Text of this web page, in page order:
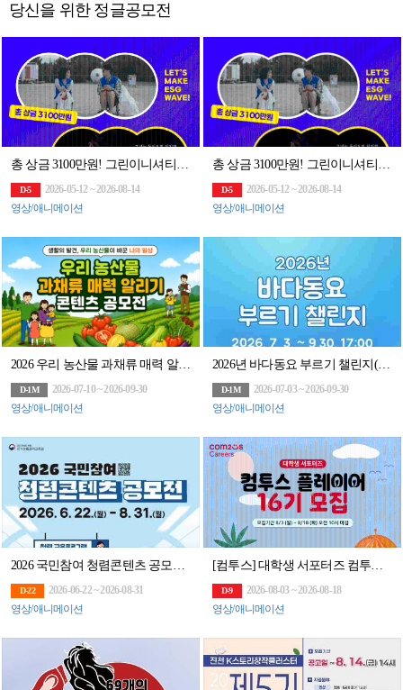
당신을 위한 정글공모전
총 상금 3100만원! 그린이니셔티브 60초 영화제 공모전 (~8/14)
D-5
2026-05-12 ~ 2026-08-14
영상/애니메이션
총 상금 3100만원! 그린이니셔티브 60초 영화제 공모전 (~8/14)
D-5
2026-05-12 ~ 2026-08-14
영상/애니메이션
2026 우리 농산물 과채류 매력 알리기 콘텐츠 공모전
D-1M
2026-07-10 ~ 2026-09-30
영상/애니메이션
2026년 바다동요 부르기 챌린지(~9/30)
D-1M
2026-07-03 ~ 2026-09-30
영상/애니메이션
D-22
2026-06-22 ~ 2026-08-31
영상/애니메이션
D-9
2026-08-03 ~ 2026-08-18
영상/애니메이션